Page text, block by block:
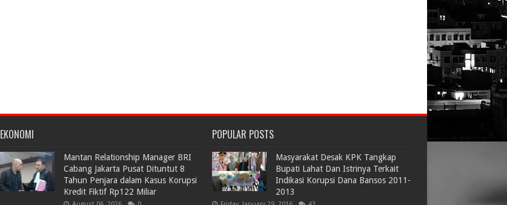
EKONOMI
Mantan Relationship Manager BRI
Cabang Jakarta Pusat Dituntut 8
Tahun Penjara dalam Kasus Korupsi
Kredit Fiktif Rp122 Miliar
POPULAR POSTS
Masyarakat Desak KPK Tangkap
Bupati Lahat Dan Istrinya Terkait
Indikasi Korupsi Dana Bansos 2011-
2013